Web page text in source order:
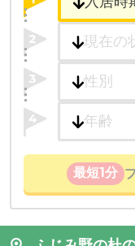
2
3
4
最短1分